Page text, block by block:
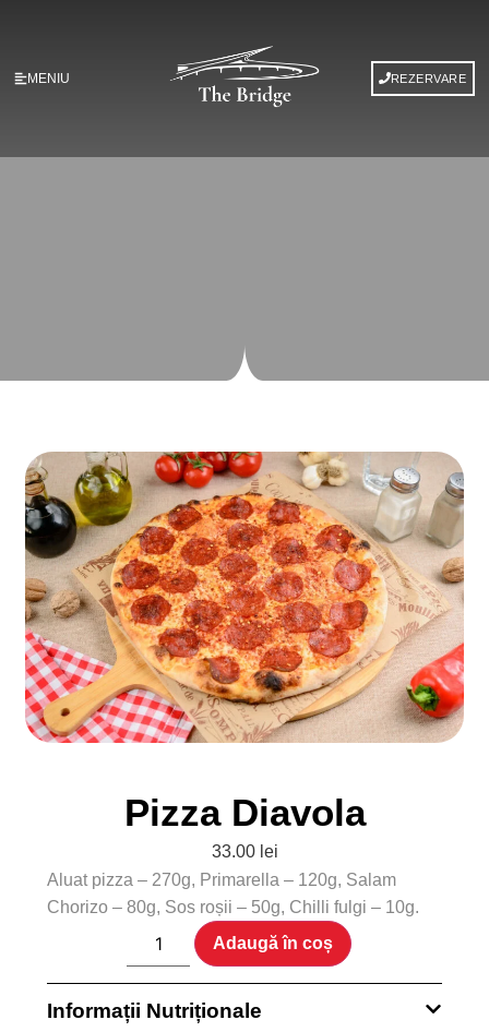
MENIU REZERVARE
Pizza Diavola
33.00 lei
Aluat pizza – 270g, Primarella – 120g, Salam
Chorizo – 80g, Sos roșii – 50g, Chilli fulgi – 10g.
Adaugă în coș
Informații Nutriționale